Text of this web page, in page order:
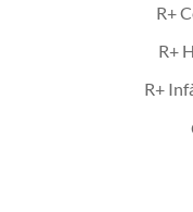
R+
R+
R+